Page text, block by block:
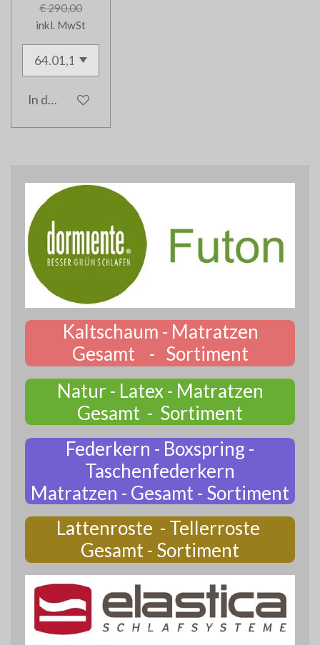
€ 290,00
inkl. MwSt
In den Warenkorb
Kaltschaum - Matratzen
Gesamt - Sortiment
Natur - Latex - Matratzen
Gesamt - Sortiment
Federkern - Boxspring -
Taschenfederkern
Matratzen - Gesamt - Sortiment
Lattenroste - Tellerroste
Gesamt - Sortiment